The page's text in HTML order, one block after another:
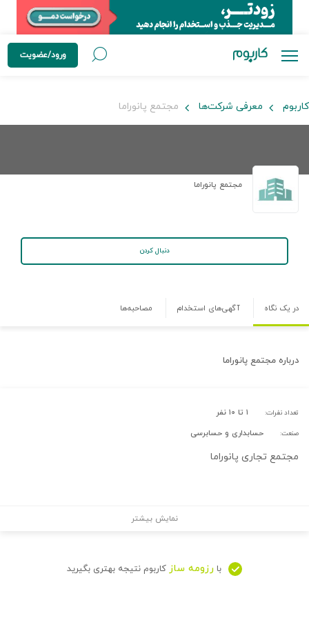
ورود/عضویت
کاربوم معرفی شرکت‌ها مجتمع پانوراما
مجتمع پانوراما
دنبال کردن
در یک نگاه آگهی‌های استخدام مصاحبه‌ها
درباره مجتمع پانوراما
تعداد نفرات: ۱ تا ۱۰ نفر
صنعت: حسابداری و حسابرسی
مجتمع تجاری پانوراما
نمایش بیشتر
با رزومه ساز کاربوم نتیجه بهتری بگیرید